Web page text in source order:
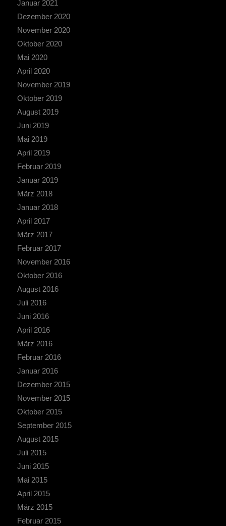
Januar 2021
Dezember 2020
November 2020
Oktober 2020
Mai 2020
April 2020
November 2019
Oktober 2019
August 2019
Juni 2019
Mai 2019
April 2019
Februar 2019
Januar 2019
März 2018
Januar 2018
April 2017
März 2017
Februar 2017
November 2016
Oktober 2016
August 2016
Juli 2016
Juni 2016
April 2016
März 2016
Februar 2016
Januar 2016
Dezember 2015
November 2015
Oktober 2015
September 2015
August 2015
Juli 2015
Juni 2015
Mai 2015
April 2015
März 2015
Februar 2015